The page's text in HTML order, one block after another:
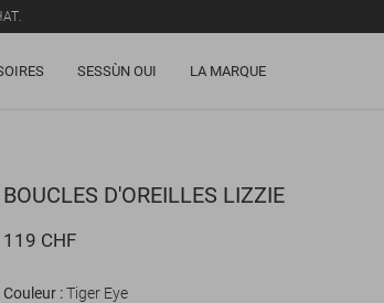
SESSÙN OUI LA MARQUE
BOUCLES D'OREILLES LIZZIE
119 CHF
Couleur Tiger Eye